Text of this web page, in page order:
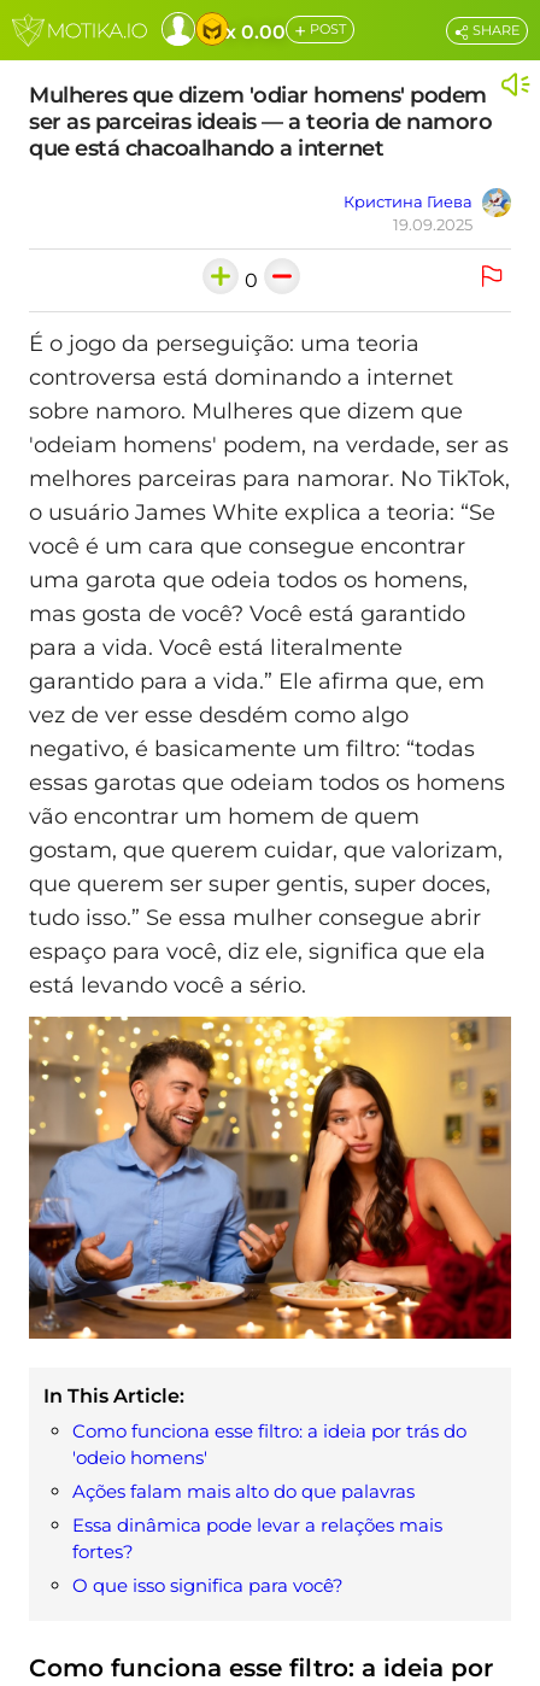
x 0.00 + POST
Mulheres que dizem 'odiar homens' podem
ser as parceiras ideais — a teoria de namoro
que está chacoalhando a internet
Кристина Гиева
19.09.2025
SHARE
0
É o jogo da perseguição: uma teoria
controversa está dominando a internet
sobre namoro. Mulheres que dizem que
'odeiam homens' podem, na verdade, ser as
melhores parceiras para namorar. No TikTok,
o usuário James White explica a teoria: “Se
você é um cara que consegue encontrar
uma garota que odeia todos os homens,
mas gosta de você? Você está garantido
para a vida. Você está literalmente
garantido para a vida.” Ele afirma que, em
vez de ver esse desdém como algo
negativo, é basicamente um filtro: “todas
essas garotas que odeiam todos os homens
vão encontrar um homem de quem
gostam, que querem cuidar, que valorizam,
que querem ser super gentis, super doces,
tudo isso.” Se essa mulher consegue abrir
espaço para você, diz ele, significa que ela
está levando você a sério.
In This Article:
Como funciona esse filtro: a ideia por trás do
'odeio homens'
Ações falam mais alto do que palavras
Essa dinâmica pode levar a relações mais
fortes?
O que isso significa para você?
Como funciona esse filtro: a ideia por